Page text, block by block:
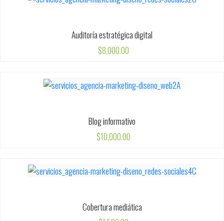
Auditoría estratégica digital
$8,000.00
Blog informativo
$10,000.00
Cobertura mediática